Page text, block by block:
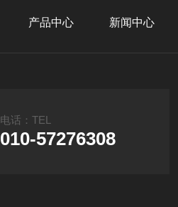
产品中心 新闻中心
电话：TEL
010-57276308